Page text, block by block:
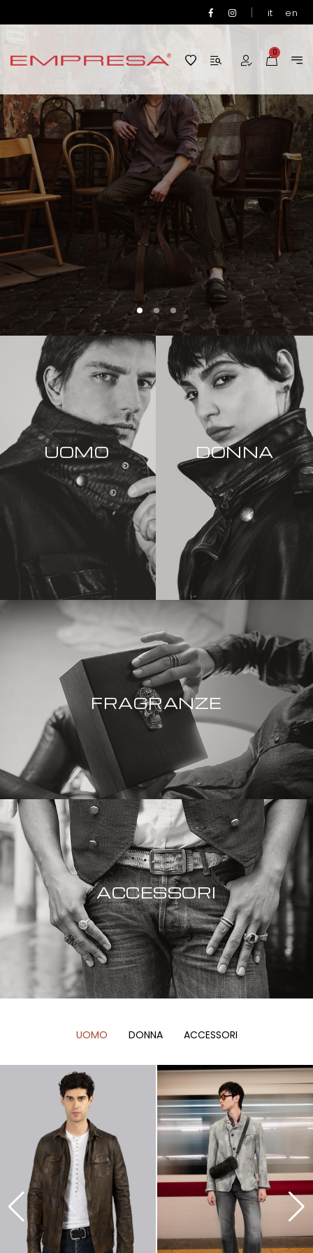
| it en
0
UOMO DONNA
FRAGRANZE
ACCESSORI
UOMO DONNA ACCESSORI